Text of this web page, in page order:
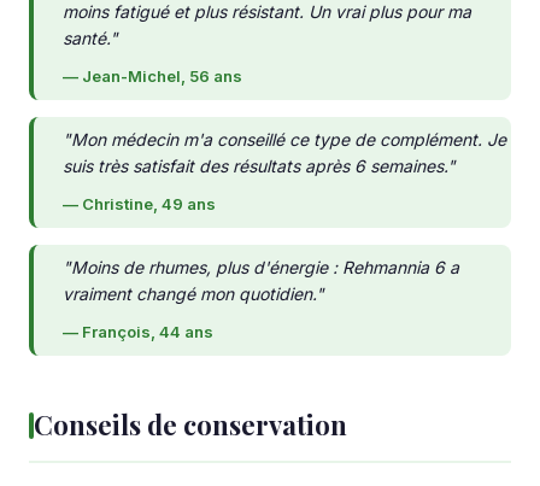
moins fatigué et plus résistant. Un vrai plus pour ma
santé."
— Jean-Michel, 56 ans
"Mon médecin m'a conseillé ce type de complément. Je
suis très satisfait des résultats après 6 semaines."
— Christine, 49 ans
"Moins de rhumes, plus d'énergie : Rehmannia 6 a
vraiment changé mon quotidien."
— François, 44 ans
Conseils de conservation